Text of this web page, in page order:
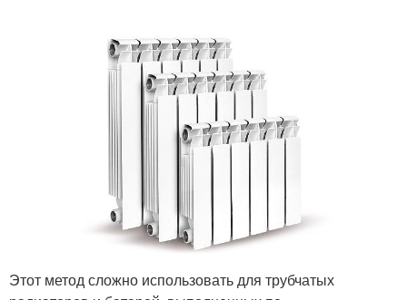
Этот метод сложно использовать для трубчатых